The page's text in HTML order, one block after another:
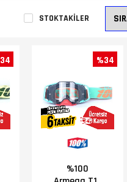
STOKTAKILER
%100
%34